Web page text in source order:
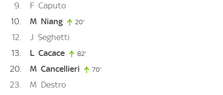
9
F Caputo
10
M Niang 20'
12 J Seghetti
13
L Cacace 82'
20 M Cancellieri 70'
23 M Destro